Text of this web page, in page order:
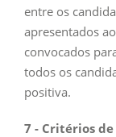
entre os
apresentados
convocados
todos os
positiva.
7 - Critérios de